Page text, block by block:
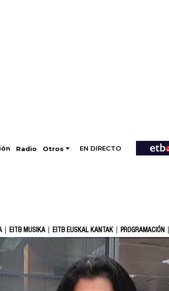
Radio Otros EN DIRECTO
EITB MUSIKA EITB EUSKAL KANTAK PROGRAMACIÓN